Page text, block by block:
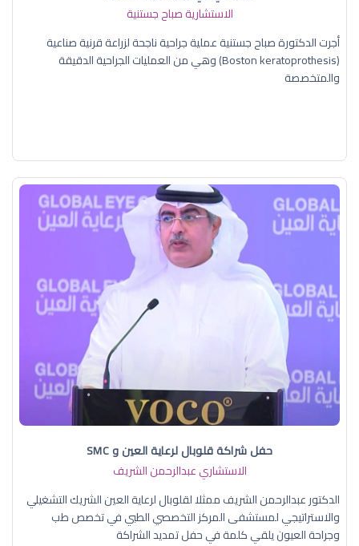
الاستشارية صباح جستنية
أجرت الدكتورة صباح جستنية عملية جراحية ناجحة لزراعة قرنية صناعية
(Boston keratoprothesis) وهي من العمليات الجراحية الدقيقة
والمتخصصة
حفل شراكة قلوبال لرعاية العين و SMC
الاستشاري عبدالرحمن الشريف
الدكتور عبدالرحمن الشريف ممثلا لقلوبال لرعاية العين الشريك التشغيلي
والاستراتيجي لمستشفى المركز التخصصي الطبي في تخصص طب
وجراحة العيون يلقي كلمة في حفل تمديد الشراكة